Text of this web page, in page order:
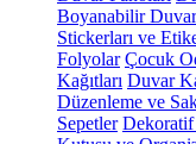
Boyanabilir Duvar
Stickerları ve
Folyolar Çocuk
Kağıtları Duvar
Düzenleme ve
Sepetler Dekoratif